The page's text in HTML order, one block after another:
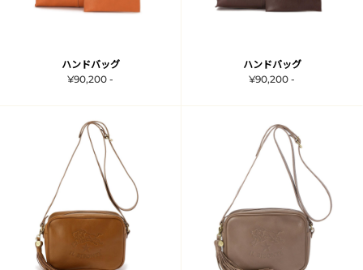
ハンドバッグ
¥90,200 -
ハンドバッグ
¥90,200 -